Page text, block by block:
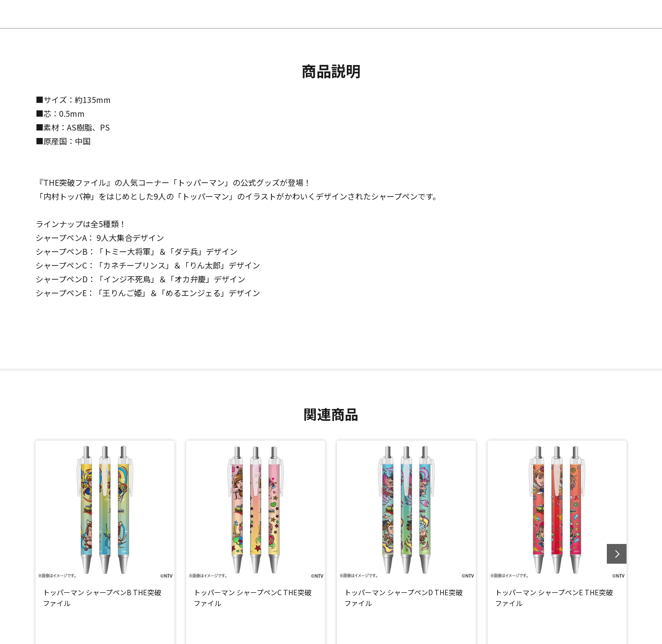
商品説明
■サイズ：約135mm
■芯：0.5mm
■素材：AS樹脂、PS
■原産国：中国
『THE突破ファイル』の人気コーナー「トッパーマン」の公式グッズが登場！
「内村トッパ神」をはじめとした9人の「トッパーマン」のイラストがかわいくデザインされたシャープペンです。
ラインナップは全5種類！
シャープペンA： 9人大集合デザイン
シャープペンB：「トミー大将軍」＆「ダテ兵」デザイン
シャープペンC：「カネチープリンス」＆「りん太郎」デザイン
シャープペンD：「インジ不死鳥」＆「オカ弁慶」デザイン
シャープペンE：「王りんご姫」＆「めるエンジェる」デザイン
関連商品
トッパーマン シャープペンB THE突破
ファイル
トッパーマン シャープペンC THE突破
ファイル
トッパーマン シャープペンD THE突破
ファイル
トッパーマン シャープペンE THE突破
ファイル